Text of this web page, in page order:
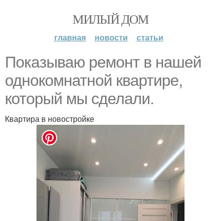
МИЛЫЙ ДОМ
главная новости статьи
Показываю ремонт в нашей
однокомнатной квартире,
который мы сделали.
Квартира в новостройке